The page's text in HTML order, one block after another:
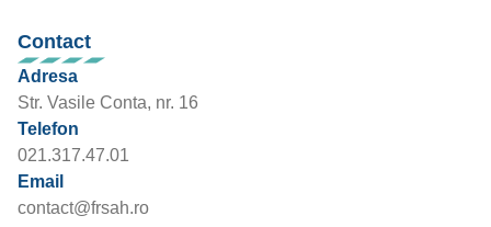
Contact
Adresa
Str. Vasile Conta, nr. 16
Telefon
021.317.47.01
Email
contact@frsah.ro